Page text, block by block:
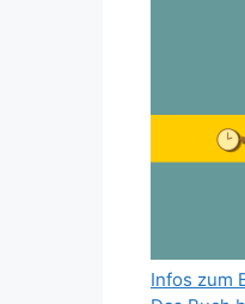
Infos zum